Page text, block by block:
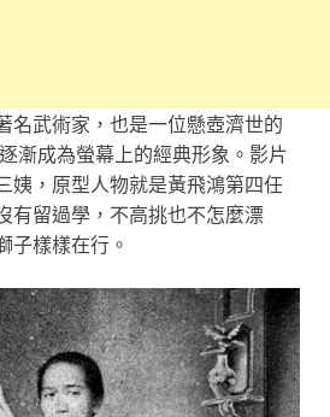
名武術家，也是一位懸壺濟世的
漸成為螢幕上的經典形象。影片
姨，原型人物就是黃飛鴻第四任
有留過學，不高挑也不怎麼漂
子樣樣在行。